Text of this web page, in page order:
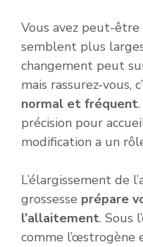
Vous avez peut-
semblent plus
changement peut
mais rassurez-vous,
normal et fréquent
précision pour
modification a un
L’élargissement de
grossesse prépare
l’allaitement. Sous
comme l’œstrogène